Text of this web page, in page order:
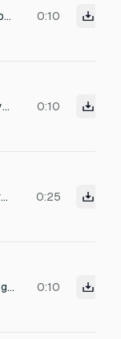
a sound for a rock-breaking electronic game, rock sound plus musical effect 0:10
sonido de rocas cayendo por la montaña 0:10
en un concierto de rock se esta ensayando la guitarra para probar el sonido el publico vitorea y chifla emocionados 0:25
heavy rock crumbling bass heavy 0:10